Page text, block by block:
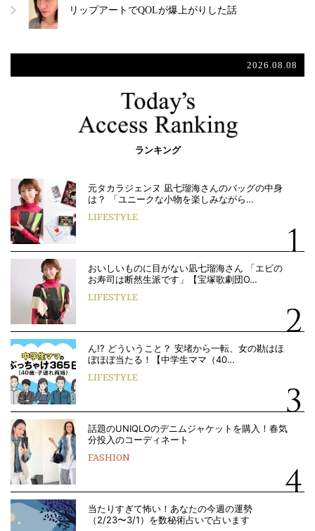
リップアートでQOLが爆上がりした話
2026.08.08
ランキング
元タカラジェンヌ 凪七瑠海さんのバッグの中身
は？ 「ユニークな小物を楽しみながら…
LIFESTYLE
おいしいものに目がない凪七瑠海さん 「エビの
お寿司は断然生派です」【宝塚歌劇団O…
LIFESTYLE
ん!? どういうこと？ 安堵から一転、女の勘はほ
ぼほぼ当たる！【中学生ママ（40…
LIFESTYLE
話題のUNIQLOのデニムジャケットを購入！春気
分投入のコーディネート
FASHION
当たりすぎて怖い！あなたの今週の運勢
（2/23〜3/1）を数秘術占いで占います